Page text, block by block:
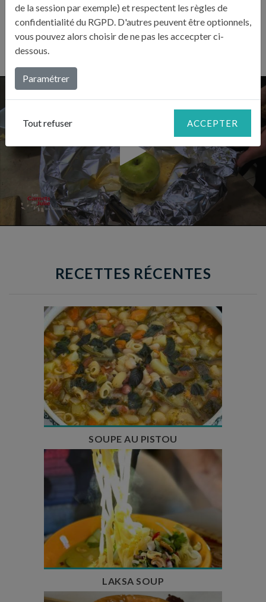
sur des braises douces 10 minutes.
RECETTES RÉCENTES
Temps de préparation : 35 min
Temps de cuisson : 1h15
Nombre de couverts : 8
SOUPE AU PISTOU
Temps de préparation : 40 min
Temps de cuisson : 25 min
Nombre de couverts : 4
LAKSA SOUP
de la session par exemple) et respectent les règles de
confidentialité du RGPD. D'autres peuvent être optionnels,
vous pouvez alors choisir de ne pas les accecpter ci-
dessous.
Paramétrer
Tout refuser ACCEPTER